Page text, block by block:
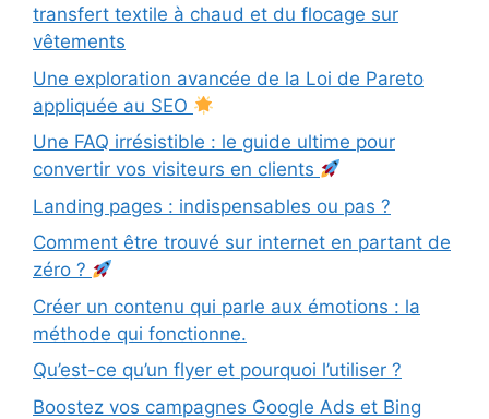
transfert textile à chaud et du flocage sur
vêtements
Une exploration avancée de la Loi de Pareto
appliquée au SEO
Une FAQ irrésistible : le guide ultime pour
convertir vos visiteurs en clients
Landing pages : indispensables ou pas ?
Comment être trouvé sur internet en partant de
zéro ?
Créer un contenu qui parle aux émotions : la
méthode qui fonctionne.
Qu’est-ce qu’un flyer et pourquoi l’utiliser ?
Boostez vos campagnes Google Ads et Bing